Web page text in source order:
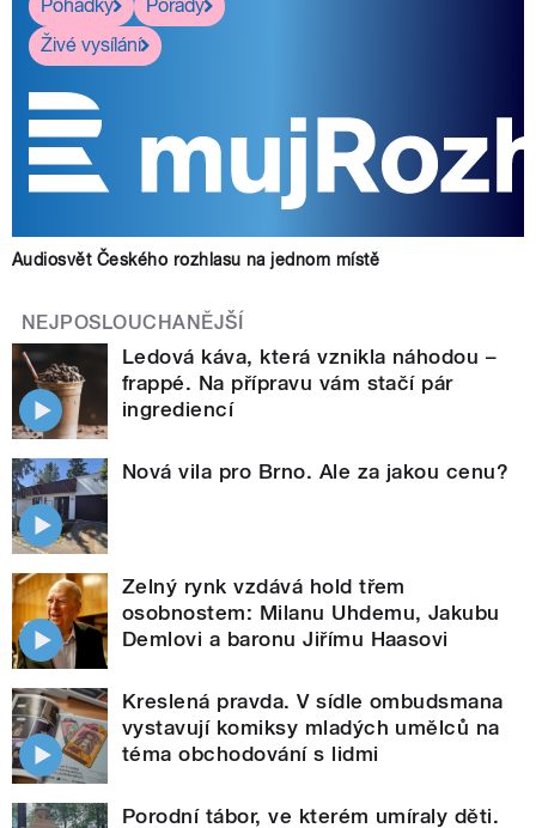
Pohádky
Pořady
Živé vysílání
Audiosvět Českého rozhlasu na jednom místě
NEJPOSLOUCHANĚJŠÍ
Ledová káva, která vznikla náhodou –
frappé. Na přípravu vám stačí pár
ingrediencí
Nová vila pro Brno. Ale za jakou cenu?
Zelný rynk vzdává hold třem
osobnostem: Milanu Uhdemu, Jakubu
Demlovi a baronu Jiřímu Haasovi
Kreslená pravda. V sídle ombudsmana
vystavují komiksy mladých umělců na
téma obchodování s lidmi
Porodní tábor, ve kterém umíraly děti.